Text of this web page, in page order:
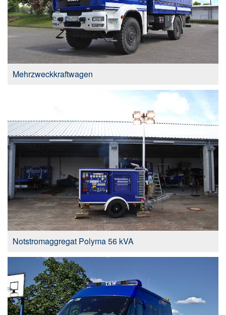
Mehrzweckkraftwagen
Notstromaggregat Polyma 56 kVA